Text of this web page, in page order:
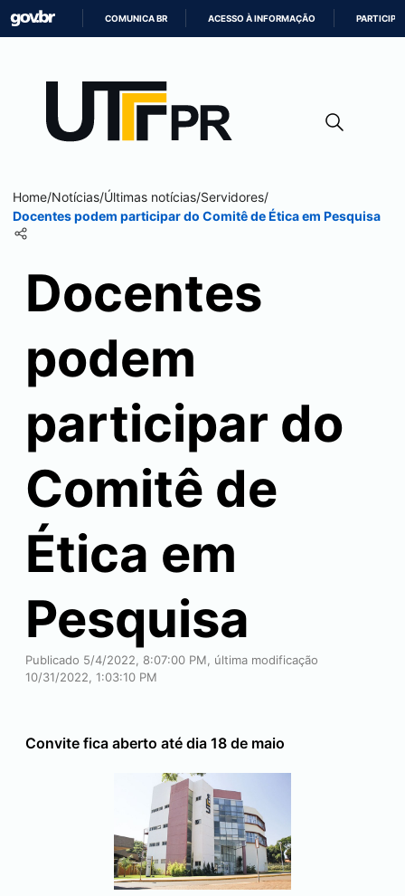
CONTEÚDO
COMUNICA BR ACESSO À INFORMAÇÃO PARTICIPE
Home/Notícias/Últimas notícias/Servidores/
Docentes podem participar do Comitê de Ética em Pesquisa
Docentes
podem
participar do
Comitê de
Ética em
Pesquisa
Publicado 5/4/2022, 8:07:00 PM, última modificação
10/31/2022, 1:03:10 PM
Convite fica aberto até dia 18 de maio